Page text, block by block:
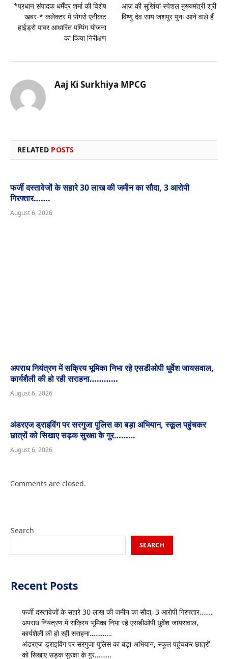
*प्रधान संपादक धर्मेंद्र शर्मा की विशेष
खबर-* कलेक्टर में पोंगरो एनीकट
हाईड्रो पावर आधारित पम्पिंग योजना
का किया निरीक्षण
आज की सुर्खियां स्पेशल मुख्यमंत्री श्री
विष्णु देव साय जशपुर पुनः आने वाले हैं
Aaj Ki Surkhiya MPCG
RELATED POSTS
फर्जी दस्तावेजों के सहारे 30 लाख की जमीन का सौदा, 3 आरोपी
गिरफ्तार…….
August 6, 2026
अपराध नियंत्रण में सक्रिय भूमिका निभा रहे एसडीओपी धुर्वेश जायसवाल,
कार्यशैली की हो रही सराहना…………
August 6, 2026
अंडरएज ड्राइविंग पर सरगुजा पुलिस का बड़ा अभियान, स्कूल पहुंचकर
छात्रों को सिखाए सड़क सुरक्षा के गुर………
August 6, 2026
Comments are closed.
Search
SEARCH
Recent Posts
फर्जी दस्तावेजों के सहारे 30 लाख की जमीन का सौदा, 3 आरोपी गिरफ्तार…….
अपराध नियंत्रण में सक्रिय भूमिका निभा रहे एसडीओपी धुर्वेश जायसवाल,
कार्यशैली की हो रही सराहना…………
अंडरएज ड्राइविंग पर सरगुजा पुलिस का बड़ा अभियान, स्कूल पहुंचकर छात्रों
को सिखाए सड़क सुरक्षा के गुर………